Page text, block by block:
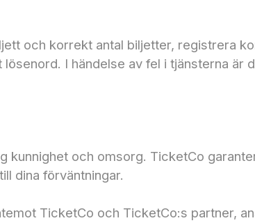
och korrekt antal biljetter, registrera
I händelse av fel i tjänsterna är
kunnighet och omsorg. TicketCo
dina förväntningar.
TicketCo och TicketCo:s partner,